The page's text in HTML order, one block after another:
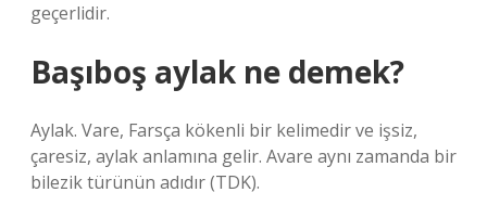
geçerlidir.
Başıboş aylak ne demek?
Aylak. Vare, Farsça kökenli bir kelimedir ve işsiz,
çaresiz, aylak anlamına gelir. Avare aynı zamanda bir
bilezik türünün adıdır (TDK).